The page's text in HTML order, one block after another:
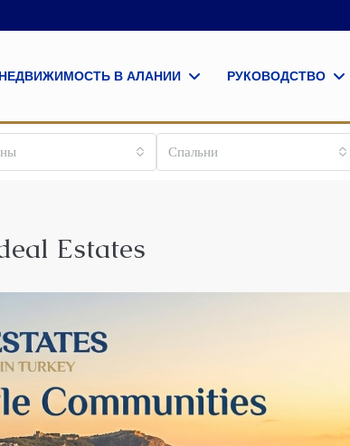
НЕДВИЖИМОСТЬ В АЛАНИИ РУКОВОДСТВО
Спальни
Estates